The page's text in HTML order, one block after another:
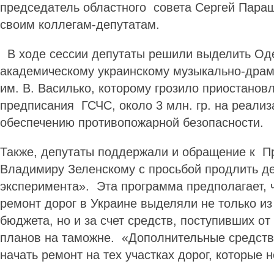
председатель областного совета Сергей
своим коллегам-депутатам.
В ходе сессии депутаты решили выделить
академическому украинскому музыкально-
им. В. Василько, которому грозило
предписания ГСЧС, около 3 млн. гр. на
обеспечению противопожарной безопасности.
Также, депутаты поддержали и обращение к
Владимиру Зеленскому с просьбой продлить
эксперимента». Эта программа предполагает,
ремонт дорог в Украине выделяли не только из
бюджета, но и за счет средств, поступивших
планов на таможне. «Дополнительные
начать ремонт на тех участках дорог, которые